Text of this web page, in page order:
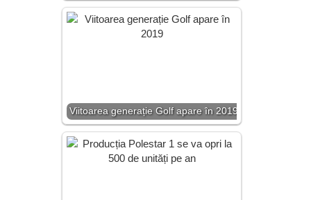
Viitoarea generație Golf apare în 2019